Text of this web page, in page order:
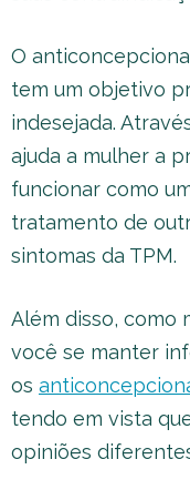
O
tem um objetivo
indesejada.
ajuda a mulher a
funcionar como
tratamento de
sintomas da TPM.
Além disso, como
você se manter
os
tendo em vista
opiniões